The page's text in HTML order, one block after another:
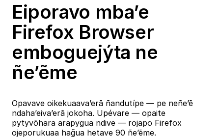
Eiporavo mba’e
Firefox Browser
emboguejýta ne
ñe’ẽme
Opavave oikekuaava’erã ñandutípe — pe neñe’ẽ
ndaha’eiva’erã jokoha. Upévare — opaite
pytyvõhara arapygua ndive — rojapo Firefox
ojeporukuaa hag̃ua hetave 90 ñe’ẽme.